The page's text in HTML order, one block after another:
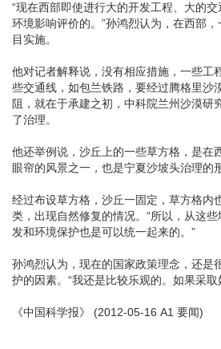
“现在西部即使进行大的开发工程、大的
环境影响评价的。”孙鸿烈认为，在西部
目实施。
他对记者解释说，没有相应措施，一些工
些交通线，如包兰铁路，要经过腾格里沙
阻，就在于承建之初，中科院兰州沙漠研
了治理。
他还举例说，沙丘上的一些草方格，是在
眼帘的风景之一，也是宁夏沙坡头治理的
经过布设草方格，沙丘一固定，草方格内
类，出现自然修复的情况。“所以，从这
发和环境保护也是可以统一起来的。”
孙鸿烈认为，现在的国家政策理念，还是
护的因素。“我还是比较乐观的。如果采
《中国科学报》 (2012-05-16 A1 要闻)